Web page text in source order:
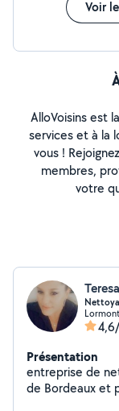
Voir
AlloVoisins est
services et à la
vous !
membres,
votre
Présentation
entreprise de nettoyage j'interviens
de Bordeaux et